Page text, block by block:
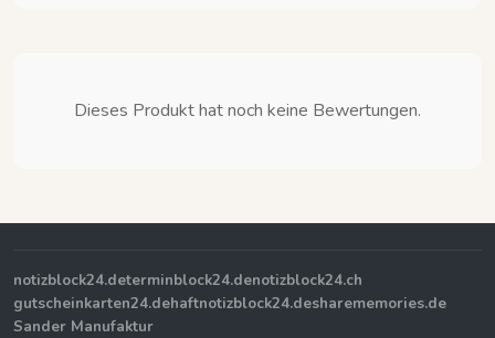
Dieses Produkt hat noch keine Bewertungen.
notizblock24.determinblock24.denotizblock24.ch
gutscheinkarten24.dehaftnotizblock24.desharememories.de
Sander Manufaktur